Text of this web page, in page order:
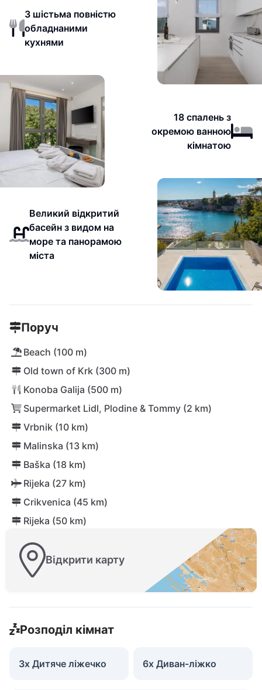
З шістьма повністю
обладнаними
кухнями
18 спалень з
окремою ванною
кімнатою
Великий відкритий
басейн з видом на
море та панорамою
міста
Поруч
Beach (100 m)
Old town of Krk (300 m)
Konoba Galija (500 m)
Supermarket Lidl, Plodine & Tommy (2 km)
Vrbnik (10 km)
Malinska (13 km)
Baška (18 km)
Rijeka (27 km)
Crikvenica (45 km)
Rijeka (50 km)
Відкрити карту
Розподіл кімнат
3x Дитяче ліжечко 6x Диван-ліжко